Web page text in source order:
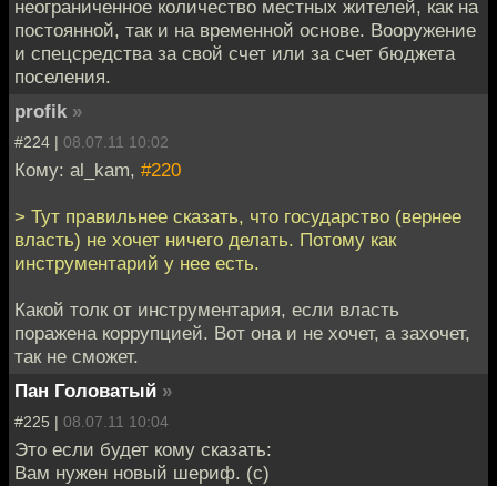
неограниченное количество местных жителей, как на
постоянной, так и на временной основе. Вооружение
и спецсредства за свой счет или за счет бюджета
поселения.
profik »
#224 | 08.07.11 10:02
Кому: al_kam, #220
> Тут правильнее сказать, что государство (вернее
власть) не хочет ничего делать. Потому как
инструментарий у нее есть.
Какой толк от инструментария, если власть
поражена коррупцией. Вот она и не хочет, а захочет,
так не сможет.
Пан Головатый »
#225 | 08.07.11 10:04
Это если будет кому сказать:
Вам нужен новый шериф. (с)